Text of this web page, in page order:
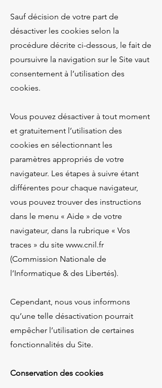
Sauf décision de votre part de
désactiver les cookies selon la
procédure décrite ci-dessous, le fait de
poursuivre la navigation sur le Site vaut
consentement à l’utilisation des
cookies.
Vous pouvez désactiver à tout moment
et gratuitement l’utilisation des
cookies en sélectionnant les
paramètres appropriés de votre
navigateur. Les étapes à suivre étant
différentes pour chaque navigateur,
vous pouvez trouver des instructions
dans le menu « Aide » de votre
navigateur, dans la rubrique « Vos
traces » du site www.cnil.fr
(Commission Nationale de
l’Informatique & des Libertés).
Cependant, nous vous informons
qu’une telle désactivation pourrait
empêcher l’utilisation de certaines
fonctionnalités du Site.
Conservation des cookies